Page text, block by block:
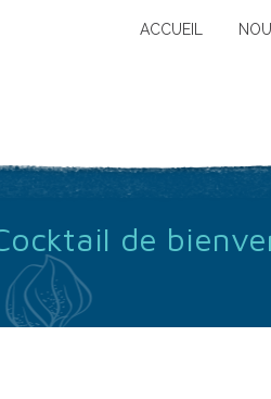
ACCUEIL
de